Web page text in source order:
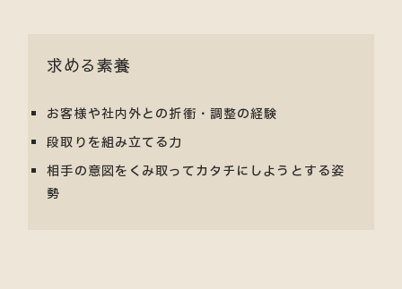
求める素養
お客様や社内外との折衝・調整の経験
段取りを組み立てる力
相手の意図をくみ取ってカタチにしようとする姿
勢